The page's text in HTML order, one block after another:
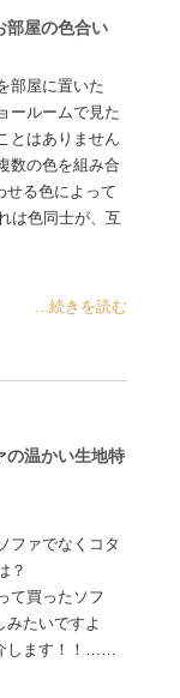
部屋の色合い
部屋に置いた
ールームで見た
とはありません
数の色を組み合
せる色によって
は色同士が、互
...続きを読む
の温かい生地特
ファでなくコタ
？
て買ったソフ
みたいですよ
します！！……